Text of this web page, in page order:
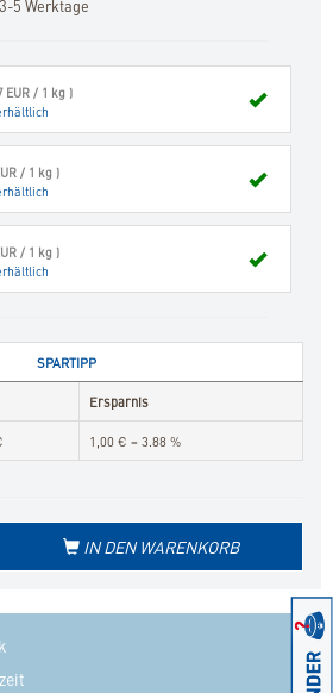
5 Werktage
EUR / 1 kg )
/ 1 kg )
/ 1 kg )
SPARTIPP
Ersparnis
1,00 € = 3.88 %
IN DEN WARENKORB